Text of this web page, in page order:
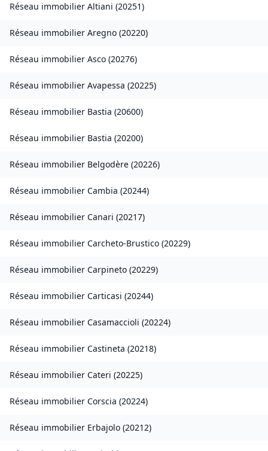
Réseau immobilier Altiani (20251)
Réseau immobilier Aregno (20220)
Réseau immobilier Asco (20276)
Réseau immobilier Avapessa (20225)
Réseau immobilier Bastia (20600)
Réseau immobilier Bastia (20200)
Réseau immobilier Belgodère (20226)
Réseau immobilier Cambia (20244)
Réseau immobilier Canari (20217)
Réseau immobilier Carcheto-Brustico (20229)
Réseau immobilier Carpineto (20229)
Réseau immobilier Carticasi (20244)
Réseau immobilier Casamaccioli (20224)
Réseau immobilier Castineta (20218)
Réseau immobilier Cateri (20225)
Réseau immobilier Corscia (20224)
Réseau immobilier Erbajolo (20212)